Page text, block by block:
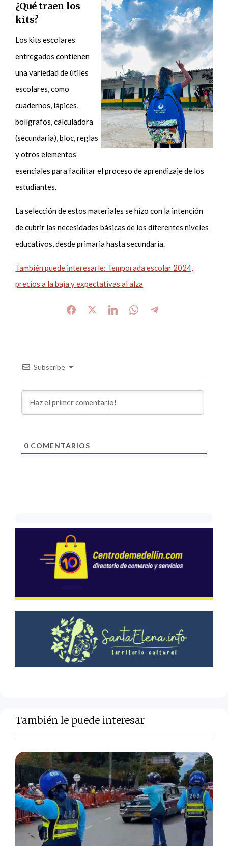
¿Qué traen los
kits?
Los kits escolares
entregados contienen
una variedad de útiles
escolares, como
cuadernos, lápices,
bolígrafos, calculadora
(secundaria), bloc, reglas
y otros elementos
esenciales para facilitar el proceso de aprendizaje de los
estudiantes.
La selección de estos materiales se hizo con la intención
de cubrir las necesidades básicas de los diferentes niveles
educativos, desde primaria hasta secundaria.
También puede interesarle: Temporada escolar 2024,
precios a la baja y expectativas al alza
Subscribe
0COMENTARIOS
También le puede interesar